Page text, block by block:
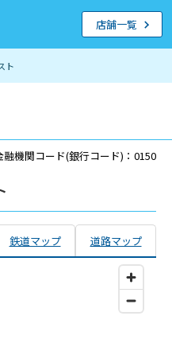
ト
店舗一覧
融機関コード(銀行コード)：0150
鉄道マップ 道路マップ